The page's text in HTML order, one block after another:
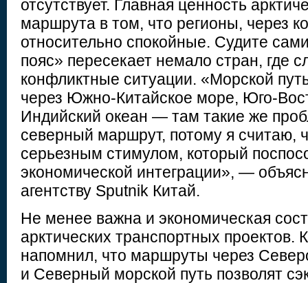
отсутствует. Главная ценность
маршрута в том, что регионы, через
относительно спокойные. Судите
пояс» пересекает немало стран, где
конфликтные ситуации. «Морской
через Южно-Китайское море, Юго-
Индийский океан — там такие же
северный маршрут, потому я считаю,
серьезным стимулом, который
экономической интеграции», —
агентству Sputnik Китай.
Не менее важна и экономическая
арктических транспортных проектов.
напомнил, что маршруты через
и Северный морской путь позволят